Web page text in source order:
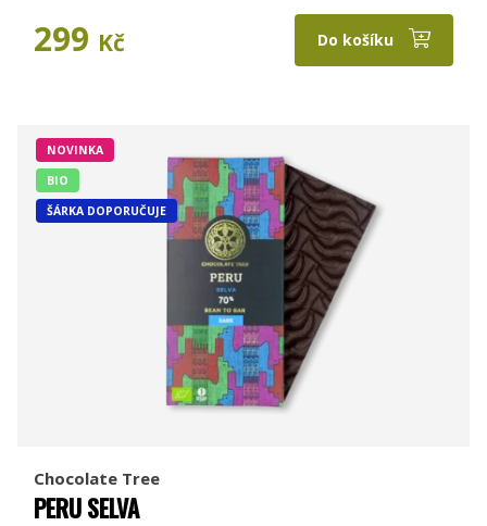
299 Kč Do košíku
NOVINKA
BIO
ŠÁRKA DOPORUČUJE
Chocolate Tree
PERU SELVA